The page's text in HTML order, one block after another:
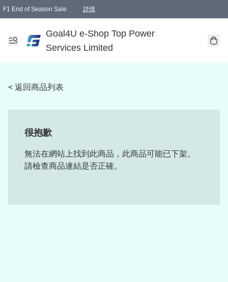
F1 End of Season Sale 詳情
Goal4U e-Shop Top Power
Services Limited
< 返回商品列表
很抱歉
無法在網站上找到此商品，此商品可能已下架。
請檢查商品連結是否正確。